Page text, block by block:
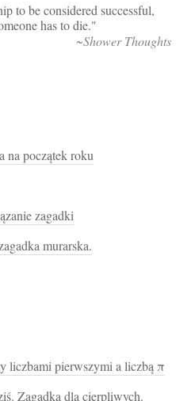
to be considered successful,
has to die.
~Shower Thoughts
na początek roku
zagadki
murarska.
liczbami pierwszymi a liczbą π
Zagadka dla cierpliwych.